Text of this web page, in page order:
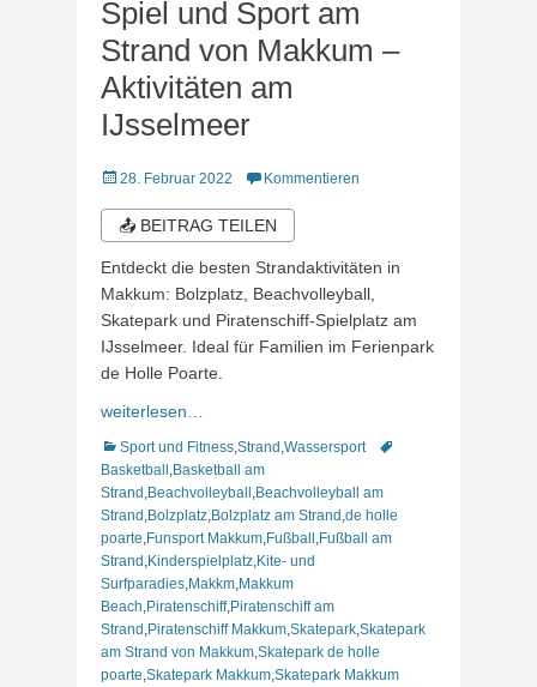
Spiel und Sport am
Strand von Makkum –
Aktivitäten am
IJsselmeer
Veröffentlicht
28. Februar 2022 Kommentieren
📤 BEITRAG TEILEN
Entdeckt die besten Strandaktivitäten in
Makkum: Bolzplatz, Beachvolleyball,
Skatepark und Piratenschiff-Spielplatz am
IJsselmeer. Ideal für Familien im Ferienpark
de Holle Poarte.
weiterlesen…
Kategorien
Sport und Fitness Strand Wassersport
Schlagworte
Basketball Basketball am
Strand Beachvolleyball Beachvolleyball am
Strand Bolzplatz Bolzplatz am Strand de holle
poarte Funsport Makkum Fußball Fußball am
Strand Kinderspielplatz Kite- und
Surfparadies Makkm Makkum
Beach Piratenschiff, Piratenschiff am
Strand Piratenschiff Makkum Skatepark Skatepark
am Strand von Makkum Skatepark de holle
poarte Skatepark Makkum Skatepark Makkum